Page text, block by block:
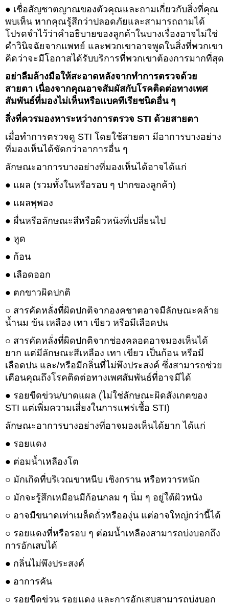
● เชื่อสัญชาตญาณของตัวคุณและถามเกี่ยวกับสิ่งที่คุณ
พบเห็น หากคุณรู้สึกว่าปลอดภัยและสามารถถามได้
โปรดจำไว้ว่าคำอธิบายของลูกค้าในบางเรื่องอาจไม่ใช่
คำวินิจฉัยจากแพทย์ และพวกเขาอาจพูดในสิ่งที่พวกเขา
คิดว่าจะมีโอกาสได้รับบริการที่พวกเขาต้องการมากที่สุด
อย่าลืมล้างมือให้สะอาดหลังจากทำการตรวจด้วย
สายตา เนื่องจากคุณอาจสัมผัสกับโรคติดต่อทางเพศ
สัมพันธ์ที่มองไม่เห็นหรือแบคทีเรียชนิดอื่น ๆ
สิ่งที่ควรมองหาระหว่างการตรวจ STI ด้วยสายตา
เมื่อทำการตรวจดู STI โดยใช้สายตา มีอาการบางอย่าง
ที่มองเห็นได้ชัดกว่าอาการอื่น ๆ
ลักษณะอาการบางอย่างที่มองเห็นได้อาจได้แก่
● แผล (รวมทั้งในหรือรอบ ๆ ปากของลูกค้า)
● แผลพุพอง
● ผื่นหรือลักษณะสีหรือผิวหนังที่เปลี่ยนไป
● หูด
● ก้อน
● เลือดออก
● ตกขาวผิดปกติ
○ สารคัดหลั่งที่ผิดปกติจากองคชาตอาจมีลักษณะคล้าย
น้ำนม ข้น เหลือง เทา เขียว หรือมีเลือดปน
○ สารคัดหลั่งที่ผิดปกติจากช่องคลอดอาจมองเห็นได้
ยาก แต่มีลักษณะสีเหลือง เทา เขียว เป็นก้อน หรือมี
เลือดปน และ/หรือมีกลิ่นที่ไม่พึงประสงค์ ซึ่งสามารถช่วย
เตือนคุณถึงโรคติดต่อทางเพศสัมพันธ์ที่อาจมีได้
● รอยขีดข่วน/บาดแผล (ไม่ใช่ลักษณะผิดสังเกตของ
STI แต่เพิ่มความเสี่ยงในการแพร่เชื้อ STI)
ลักษณะอาการบางอย่างที่อาจมองเห็นได้ยาก ได้แก่
● รอยแดง
● ต่อมน้ำเหลืองโต
○ มักเกิดที่บริเวณขาหนีบ เชิงกราน หรือทวารหนัก
○ มักจะรู้สึกเหมือนมีก้อนกลม ๆ นิ่ม ๆ อยู่ใต้ผิวหนัง
○ อาจมีขนาดเท่าเมล็ดถั่วหรือองุ่น แต่อาจใหญ่กว่านี้ได้
○ รอยแดงที่หรือรอบ ๆ ต่อมน้ำเหลืองสามารถบ่งบอกถึง
การอักเสบได้
● กลิ่นไม่พึงประสงค์
● อาการคัน
○ รอยขีดข่วน รอยแดง และการอักเสบสามารถบ่งบอก